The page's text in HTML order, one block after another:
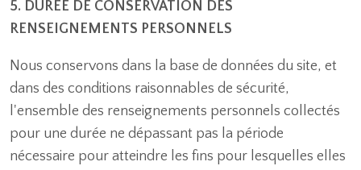
5. DURÉE DE CONSERVATION DES
RENSEIGNEMENTS PERSONNELS
Nous conservons dans la base de données du site, et
dans des conditions raisonnables de sécurité,
l'ensemble des renseignements personnels collectés
pour une durée ne dépassant pas la période
nécessaire pour atteindre les fins pour lesquelles elles